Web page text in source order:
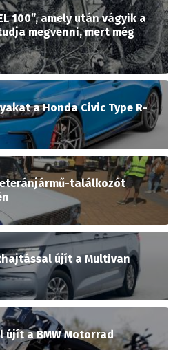
100”, amely után vágyik a
megvenni, mert még
a Honda Civic Type R-
találkozót
újít a Multivan
a BMW Motorrad